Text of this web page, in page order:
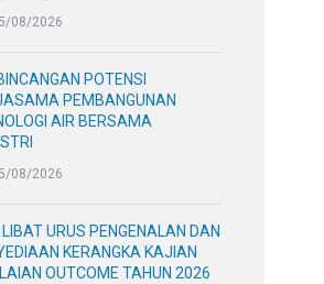
08/2026
POTENSI
PEMBANGUNAN
AIR BERSAMA
08/2026
URUS PENGENALAN DAN
KERANGKA KAJIAN
OUTCOME TAHUN 2026